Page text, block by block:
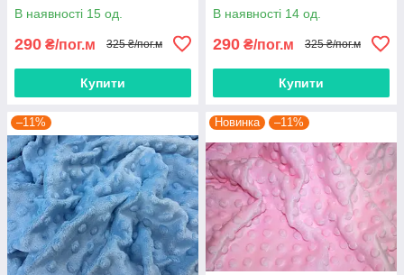
В наявності 15 од.
290 ₴/пог.м 325 ₴/пог.м
Купити
В наявності 14 од.
290 ₴/пог.м 325 ₴/пог.м
Купити
–11% Новинка –11%